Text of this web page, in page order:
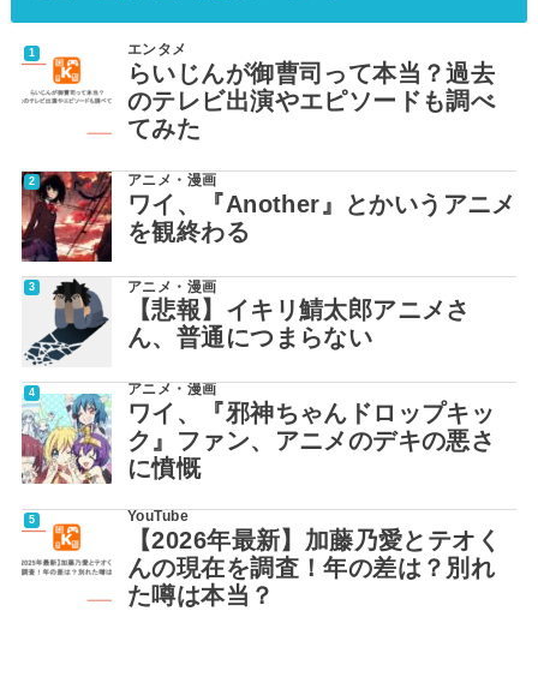
エンタメ
らいじんが御曹司って本当？過去
のテレビ出演やエピソードも調べ
てみた
アニメ・漫画
ワイ、『Another』とかいうアニメ
を観終わる
アニメ・漫画
【悲報】イキリ鯖太郎アニメさ
ん、普通につまらない
アニメ・漫画
ワイ、『邪神ちゃんドロップキッ
ク』ファン、アニメのデキの悪さ
に憤慨
YouTube
【2026年最新】加藤乃愛とテオく
んの現在を調査！年の差は？別れ
た噂は本当？